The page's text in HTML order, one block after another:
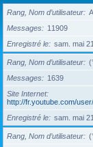
Rang, Nom d’utilisateur
Messages
11909
Enregistré le
sam. mai
Rang, Nom d’utilisateur
Messages
1639
Site Internet
http://fr.youtube.com/
Enregistré le
sam. mai
Rang, Nom d’utilisateur